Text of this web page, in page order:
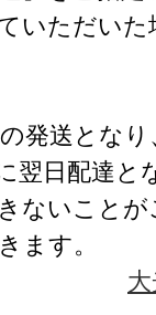
いただいた
発送となり
翌日配達と
ないこと
ます。